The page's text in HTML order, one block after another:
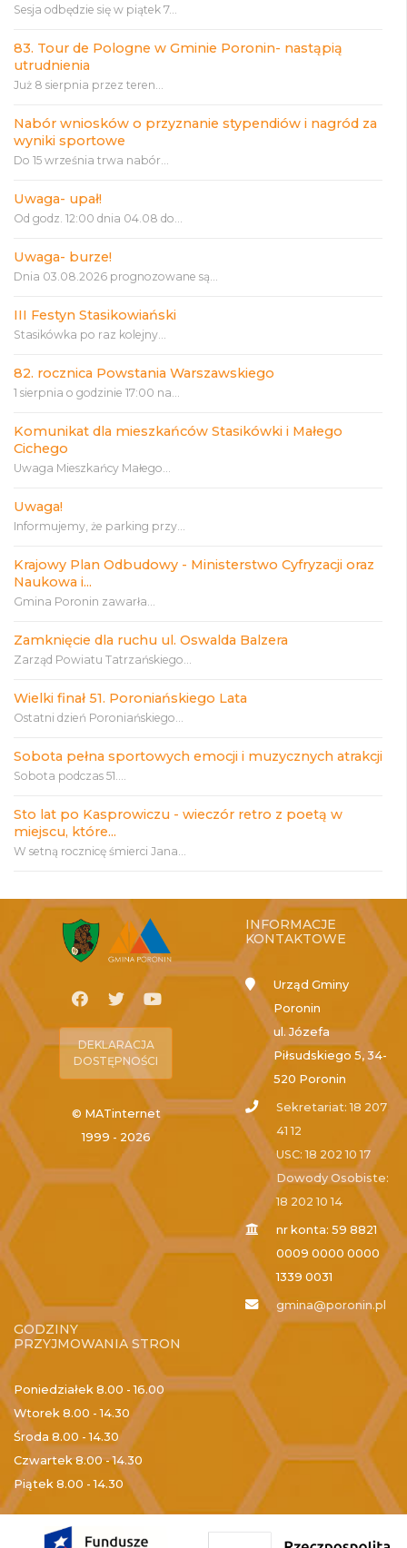
Sesja odbędzie się w piątek 7...
83. Tour de Pologne w Gminie Poronin- nastąpią
utrudnienia
Już 8 sierpnia przez teren...
Nabór wniosków o przyznanie stypendiów i nagród za
wyniki sportowe
Do 15 września trwa nabór...
Uwaga- upał!
Od godz. 12:00 dnia 04.08 do...
Uwaga- burze!
Dnia 03.08.2026 prognozowane są...
III Festyn Stasikowiański
Stasikówka po raz kolejny...
82. rocznica Powstania Warszawskiego
1 sierpnia o godzinie 17:00 na...
Komunikat dla mieszkańców Stasikówki i Małego
Cichego
Uwaga Mieszkańcy Małego...
Uwaga!
Informujemy, że parking przy...
Krajowy Plan Odbudowy - Ministerstwo Cyfryzacji oraz
Naukowa i...
Gmina Poronin zawarła...
Zamknięcie dla ruchu ul. Oswalda Balzera
Zarząd Powiatu Tatrzańskiego...
Wielki finał 51. Poroniańskiego Lata
Ostatni dzień Poroniańskiego...
Sobota pełna sportowych emocji i muzycznych atrakcji
Sobota podczas 51....
Sto lat po Kasprowiczu - wieczór retro z poetą w
miejscu, które...
W setną rocznicę śmierci Jana...
DEKLARACJA
DOSTĘPNOŚCI
© MATinternet
1999 - 2026
INFORMACJE
KONTAKTOWE
Urząd Gminy
Poronin
ul. Józefa
Piłsudskiego 5, 34-
520 Poronin
Sekretariat: 18 207
41 12
USC: 18 202 10 17
Dowody Osobiste:
18 202 10 14
nr konta: 59 8821
0009 0000 0000
1339 0031
gmina@poronin.pl
GODZINY
PRZYJMOWANIA STRON
Poniedziałek 8.00 - 16.00
Wtorek 8.00 - 14.30
Środa 8.00 - 14.30
Czwartek8.00 - 14.30
Piątek 8.00 - 14.30